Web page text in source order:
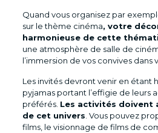
Quand vous organisez par
sur le thème cinéma, votre
harmonieuse de cette
une atmosphère de salle de
l’immersion de vos convives dans
Les invités devront venir en étant
pyjamas portant l’effigie de leurs
préférés. Les activités doivent
de cet univers . Vous pouvez
films, le visionnage de films de